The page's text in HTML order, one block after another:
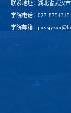
联系地址：湖北省武汉
学院电话：027-
学院邮箱：